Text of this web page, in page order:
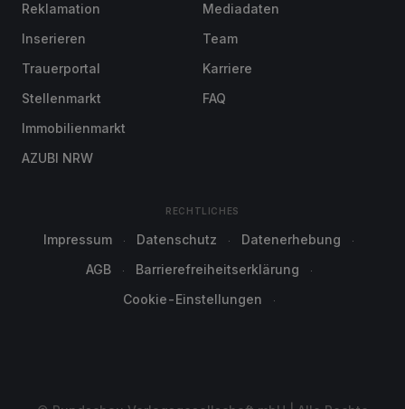
Reklamation
Inserieren
Trauerportal
Stellenmarkt
Immobilienmarkt
AZUBI NRW
Mediadaten
Team
Karriere
FAQ
RECHTLICHES
Impressum Datenschutz
Datenerhebung
AGB
Barrierefreiheitserklärung
Cookie-Einstellungen